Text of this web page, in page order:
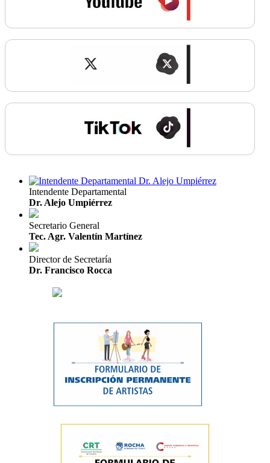
Intendente Departamental
Dr. Alejo Umpiérrez
Secretario General
Tec. Agr. Valentín Martínez
Director de Secretaría
Dr. Francisco Rocca